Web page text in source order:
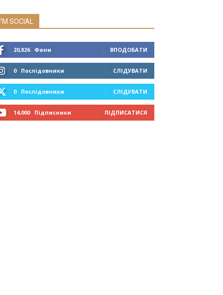
I'M SOCIAL
20,826 Фани ВПОДОБАТИ
0 Послідовники СЛІДУВАТИ
0 Послідовники СЛІДУВАТИ
14,000 Підписники ПІДПИСАТИСЯ